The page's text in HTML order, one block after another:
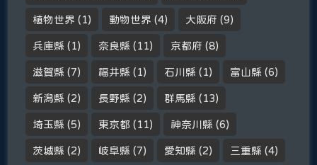
植物世界 (1) 動物世界 (4) 大阪府 (9)
兵庫縣 (1) 奈良縣 (11) 京都府 (8)
滋賀縣 (7) 福井縣 (1) 石川縣 (1) 富山縣 (6)
新潟縣 (2) 長野縣 (2) 群馬縣 (13)
埼玉縣 (5) 東京都 (11) 神奈川縣 (6)
茨城縣 (2) 岐阜縣 (7) 愛知縣 (2) 三重縣 (4)